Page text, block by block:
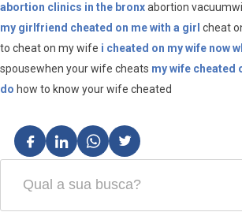
abortion clinics in the bronxabortion
my girlfriend cheated on me with a girl cheat
to cheat on my wife i cheated on my wife now
spousewhen your wife cheats my wife cheated
do how to know your wife cheated